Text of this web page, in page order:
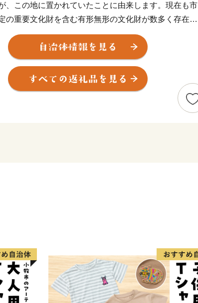
、この地に置かれていたことに由来します。現在も市
の重要文化財を含む有形無形の文化財が数多く存在
影が色濃く残っております。また、本市は、瀬や波の
多摩川、ムサシノキスゲが可憐に咲く浅間山、国指定
馬場大門のケヤキ並木」など、豊かな自然にも恵まれ
人口約５万人で昭和２９年に市制を施行した本市は、
わたる歩みの中で、高い行政水準を持つ多摩地域の中
て発展し、現在は人口約２６万人を擁するまでになり
ます。
】
競馬場として、日本ダービーを始めとした８つのＧ１
れます。場内には、競馬の歴史や楽しいアトラクショ